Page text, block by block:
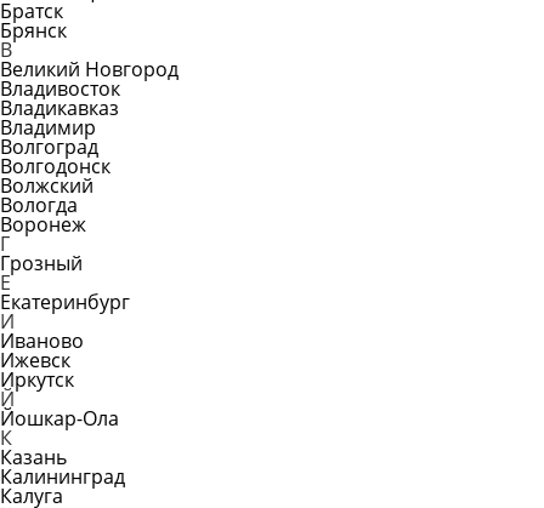
Братск
Брянск
В
Великий Новгород
Владивосток
Владикавказ
Владимир
Волгоград
Волгодонск
Волжский
Вологда
Воронеж
Г
Грозный
Е
Екатеринбург
И
Иваново
Ижевск
Иркутск
Й
Йошкар-Ола
К
Казань
Калининград
Калуга